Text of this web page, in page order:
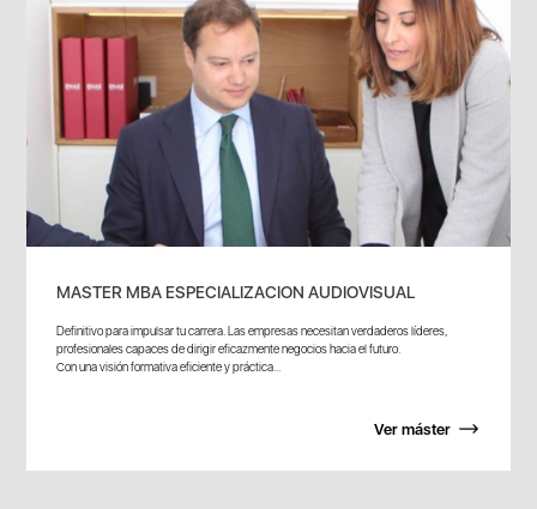
MASTER MBA ESPECIALIZACION AUDIOVISUAL
Definitivo para impulsar tu carrera. Las empresas necesitan verdaderos líderes,
profesionales capaces de dirigir eficazmente negocios hacia el futuro.
Con una visión formativa eficiente y práctica...
Ver máster